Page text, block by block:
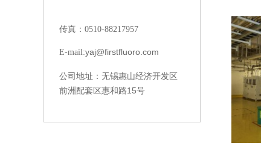
传真：0510-88217957
E-mail:yaj@firstfluoro.com
公司地址： 无锡惠山经济开发区
前洲配套区惠和路15号